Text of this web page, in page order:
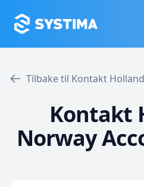
Tilbake til Kontakt
Kontakt
Norway